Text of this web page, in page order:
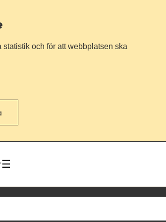
och för att webbplatsen ska